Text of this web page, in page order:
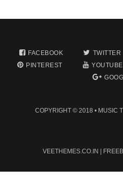
FACEBOOK TWITTER
PINTEREST
YOUTUBE
COPYRIGHT © 2018 • MUSIC
VEETHEMES.CO.IN |